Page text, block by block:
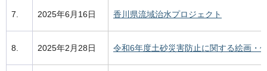
7. 2025年6月16日 香川県流域治水プロジェクト
8. 2025年2月28日 令和6年度土砂災害防止に関する絵画・